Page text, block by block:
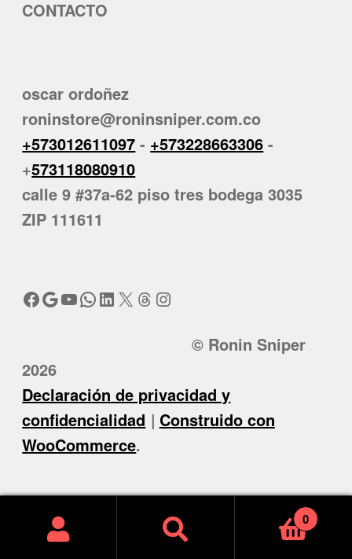
CONTACTO
oscar ordoñez
roninstore@roninsniper.com.co
+573012611097 - +573228663306 -
+573118080910
calle 9 #37a-62 piso tres bodega 3035
ZIP 111611
Facebook
Google
YouTube
WhatsApp
LinkedIn
X Threads
Instagram
© Ronin Sniper
2026
Declaración de privacidad y
confidencialidad
Construido con
WooCommerce.
0